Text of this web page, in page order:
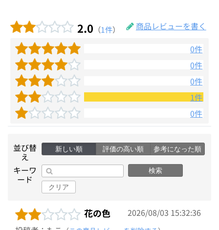
2.0 （1件）
商品レビューを書く
0件
0件
0件
1件
0件
並び替
え
新しい順 評価の高い順 参考になった順
キーワ
ード
検索
クリア
花の色
2026/08/03 15:32:36